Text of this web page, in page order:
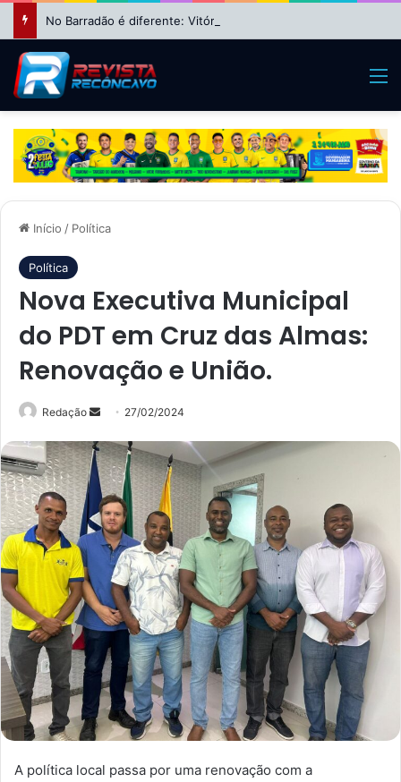
Início / Política
Política
Nova Executiva Municipal
do PDT em Cruz das Almas:
Renovação e União.
Redação
Mande
e-
mail
27/02/2024
A política local passa por uma renovação com a